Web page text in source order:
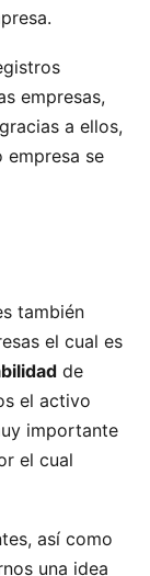
empresas,
a ellos,
empresa se
también
el cual es
de
el activo
importante
el cual
así como
una idea